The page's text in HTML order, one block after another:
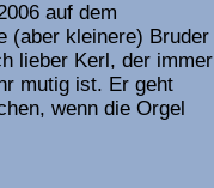
auf dem
(aber kleinere) Bruder
lieber Kerl, der immer
mutig ist. Er geht
wenn die Orgel